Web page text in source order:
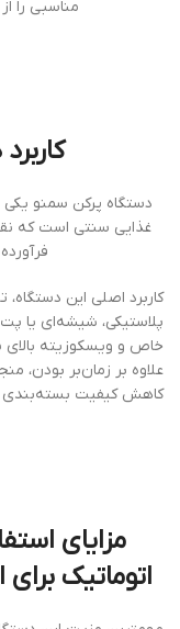
مناسبی را
دستگاه پرکن سمنو
غذایی سنتی است که
کاربرد اصلی این
پلاستیکی، شیشه‌ای یا
خاص و ویسکوزیته بالای
علاوه بر زمان‌بر بودن،
کاهش کیفیت
مزایای
اتوماتیک